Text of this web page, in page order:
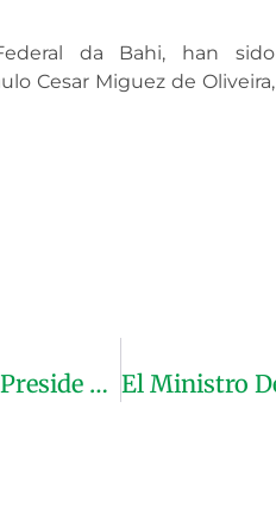
da Bahi, han sido
Cesar Miguez de Oliveira,
El Ministro De Educación Y Formación Profesional Preside Reunión Del Consejo De Administración De La Universidad De Tifariti